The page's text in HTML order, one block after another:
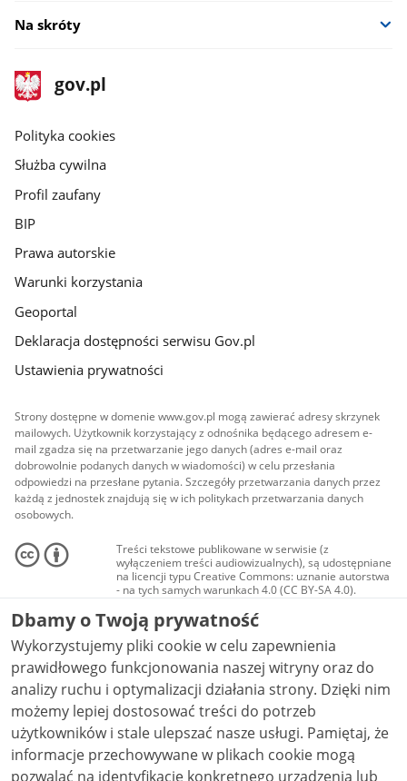
Na skróty
stopka
gov.pl
Strona
gov.pl
gov.pl
Polityka cookies
Służba cywilna
Profil zaufany
BIP
Prawa autorskie
Warunki korzystania
Geoportal
Deklaracja dostępności serwisu Gov.pl
Ustawienia prywatności
Strony dostępne w domenie www.gov.pl mogą zawierać adresy skrzynek
mailowych. Użytkownik korzystający z odnośnika będącego adresem e-
mail zgadza się na przetwarzanie jego danych (adres e-mail oraz
dobrowolnie podanych danych w wiadomości) w celu przesłania
odpowiedzi na przesłane pytania. Szczegóły przetwarzania danych przez
każdą z jednostek znajdują się w ich politykach przetwarzania danych
osobowych.
Treści tekstowe publikowane w serwisie (z
wyłączeniem treści audiowizualnych), są udostępniane
na licencji typu Creative Commons: uznanie autorstwa
- na tych samych warunkach 4.0 (CC BY-SA 4.0).
Materiały audiowizualne, w tym zdjęcia, materiały
audio i wideo, są udostępniane na licencji typu
Creative Commons: uznanie autorstwa użycie
niekomercyjne - bez utworów zależnych 4.0 (CC BY-
NC-ND 4.0), o ile nie jest to stwierdzone inaczej.
Dbamy o Twoją prywatność
Wykorzystujemy pliki cookie w celu zapewnienia
prawidłowego funkcjonowania naszej witryny oraz do
analizy ruchu i optymalizacji działania strony. Dzięki nim
możemy lepiej dostosować treści do potrzeb
użytkowników i stale ulepszać nasze usługi. Pamiętaj, że
informacje przechowywane w plikach cookie mogą
pozwalać na identyfikację konkretnego urządzenia lub